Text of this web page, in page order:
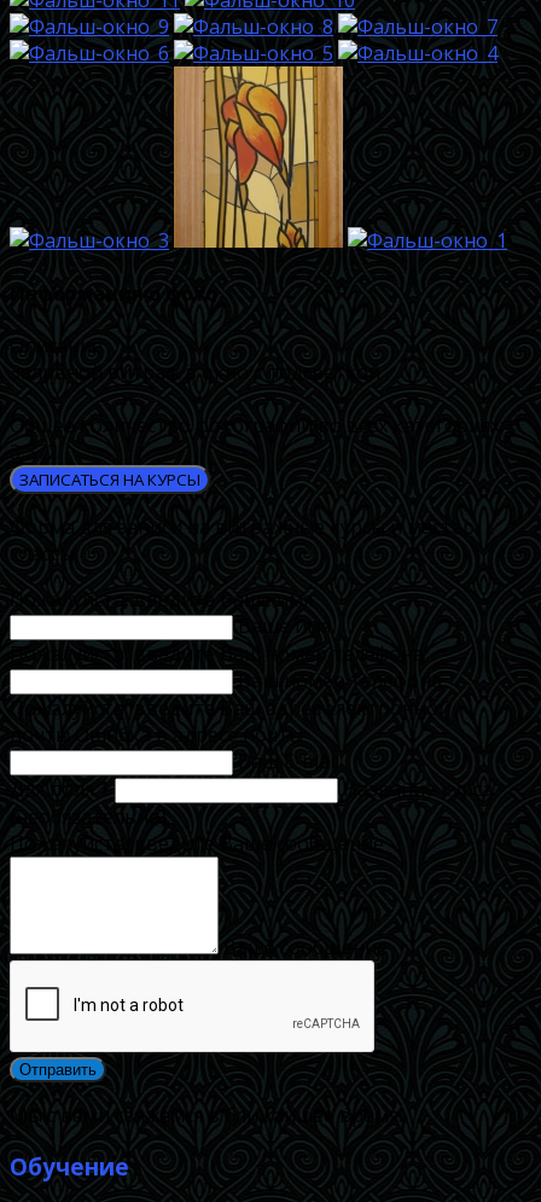
Информация о фото
Описание
Заливной витраж в окно с подсветкой
Общее количество фотографий во всех категориях:
3,572
ЗАПИСАТЬСЯ НА КУРСЫ
Форма для записи на витражные курсы и мастер-
классы
Пожалуйста, введите Ваше имя
Ваше имя
Пожалуйста, введите Ваш номер телефона
Ваш номер телефона
Пожалуйста, введите Ваш адрес электронной
почты Ошибка в адресе почты
Ваш E-mail
Для поля 1
Название курса
(необязательно)
Пожалуйста, введите Ваше сообщение
Ваше сообщение
Мы с вами свяжемся в ближайшее время.
Обучение